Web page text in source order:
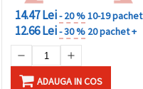
14.47 Lei- 20 %10-19 pachet
12.66 Lei- 30 % 20 pachet +
ADAUGA IN COS